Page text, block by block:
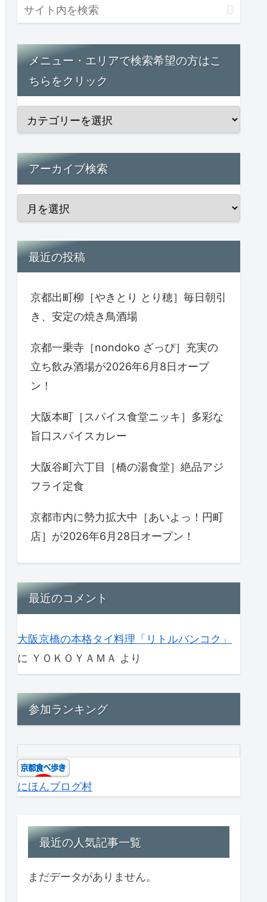
メニュー・エリアで検索希望の方はこ
ちらをクリック
アーカイブ検索
最近の投稿
京都出町柳［やきとり とり穂］毎日朝引
き、安定の焼き鳥酒場
京都一乗寺［nondoko ざっぴ］充実の
立ち飲み酒場が2026年6月8日オープ
ン！
大阪本町［スパイス食堂ニッキ］多彩な
旨口スパイスカレー
大阪谷町六丁目［橋の湯食堂］絶品アジ
フライ定食
京都市内に勢力拡大中［あいよっ！円町
店］が2026年6月28日オープン！
最近のコメント
大阪京橋の本格タイ料理「リトルバンコク」
に ＹＯＫＯＹＡＭＡ より
参加ランキング
にほんブログ村
最近の人気記事一覧
まだデータがありません。